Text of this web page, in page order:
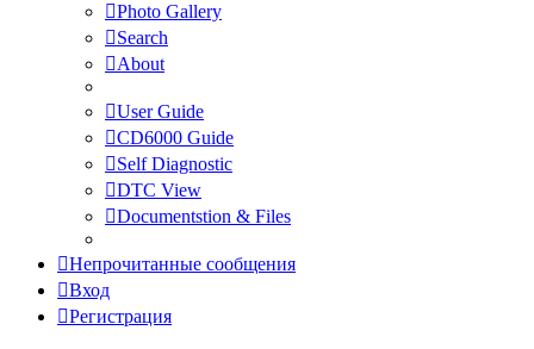
Photo Gallery
Search
About
User Guide
CD6000 Guide
Self Diagnostic
DTC View
Documentstion & Files
Непрочитанные сообщения
Вход
Регистрация